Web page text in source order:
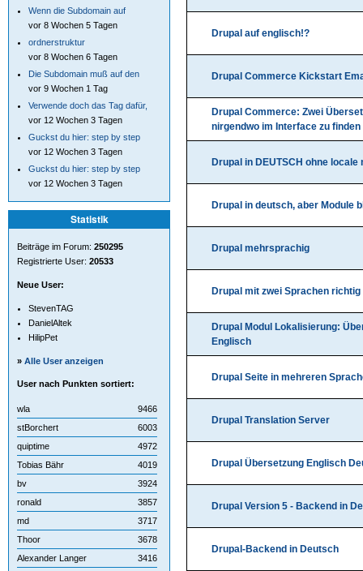
Drupal auf englisch!?
Drupal Commerce Kickstart
Drupal Commerce: Zwei
nirgendwo im Interface zu finden
Drupal in DEUTSCH ohne locale
Drupal in deutsch, aber Module
Drupal mehrsprachig
Drupal mit zwei Sprachen
Drupal Modul Lokalisierung:
Englisch
Drupal Seite in mehreren
Drupal Translation Server
Drupal Übersetzung Englisch
Drupal Version 5 - Backend in
Drupal-Backend in Deutsch
Wenn die Subdomain auf
vor 8 Wochen 5 Tagen
ordnerstruktur
vor 8 Wochen 6 Tagen
Die Subdomain muß auf den
vor 9 Wochen 1 Tag
Verwende doch das Tag dafür,
vor 12 Wochen 3 Tagen
Guckst du hier: step by step
vor 12 Wochen 3 Tagen
Guckst du hier: step by step
vor 12 Wochen 3 Tagen
Statistik
Beiträge im Forum: 250295
Registrierte User: 20533
Neue User:
StevenTAG
DanielAltek
HilipPet
» Alle User anzeigen
User nach Punkten sortiert:
wla
9466
stBorchert
6003
quiptime
4972
Tobias Bähr
4019
bv
3924
ronald
3857
md
3717
Thoor
3678
Alexander Langer
3416